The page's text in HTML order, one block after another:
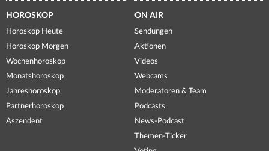
HOROSKOP
Horoskop Heute
Horoskop Morgen
Wochenhoroskop
Monatshoroskop
Jahreshoroskop
Partnerhoroskop
Aszendent
ON AIR
Sendungen
Aktionen
Videos
Webcams
Moderatoren & Team
Podcasts
News-Podcast
Themen-Ticker